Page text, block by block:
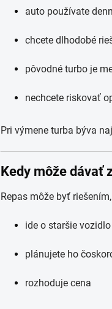
auto používate
chcete dlhodobé
pôvodné turbo je
nechcete riskovať
Pri výmene turba býva
Kedy môže dávať
Repas môže byť
ide o staršie vozidlo
plánujete ho
rozhoduje cena